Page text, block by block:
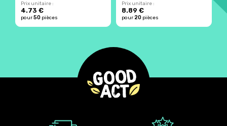
Prix unitaire :
4.73 €
pour50 pièces
Prix unitaire :
8.89 €
pour20 pièces